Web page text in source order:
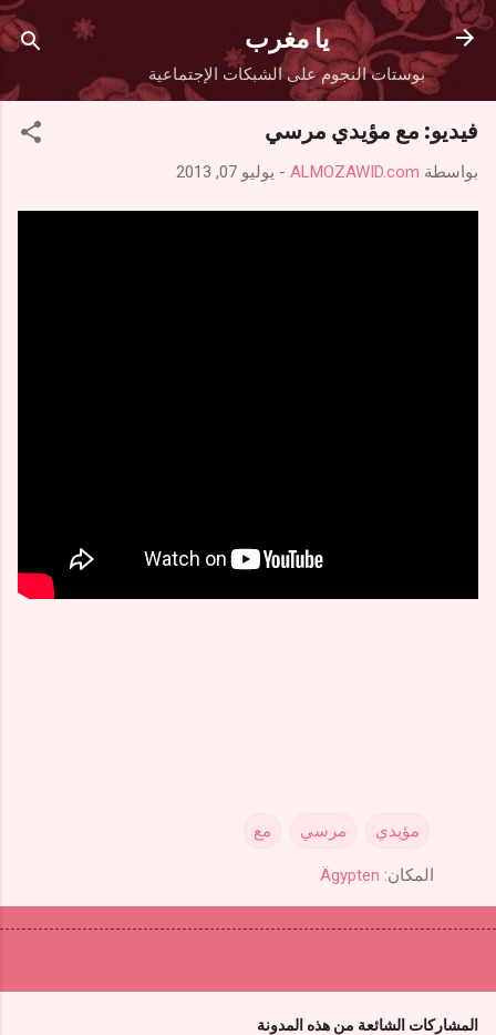
التخطي إلى المحتوى الرئيسي
يا مغرب
بوستات النجوم على الشبكات الإجتماعية
فيديو: مع مؤيدي مرسي
بواسطة ALMOZAWID.com
- يوليو 07, 2013
مؤيدي مرسي مع
المكان: Ägypten
المشاركات الشائعة من هذه المدونة